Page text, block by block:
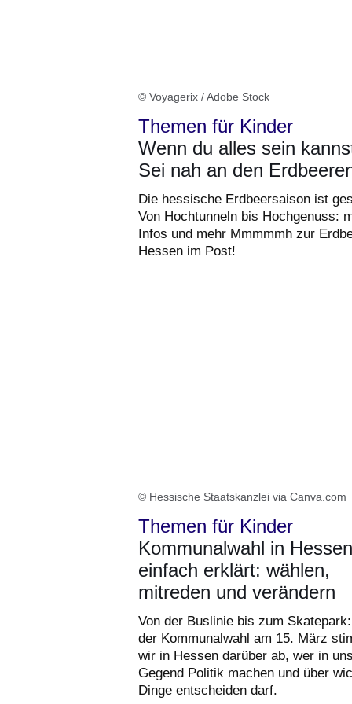
© Voyagerix / Adobe Stock
Themen für Kinder
Wenn du alles sein
Sei nah an den
Die hessische Erdbeersaison ist
Von Hochtunneln bis Hochgenuss:
Infos und mehr Mmmmmh zur
Hessen im Post!
© Hessische Staatskanzlei via Canva.com
Themen für Kinder
Kommunalwahl in Hessen
einfach erklärt: wählen,
mitreden und verändern
Von der Buslinie bis zum
der Kommunalwahl am 15. März
wir in Hessen darüber ab, wer in
Gegend Politik machen und über
Dinge entscheiden darf.